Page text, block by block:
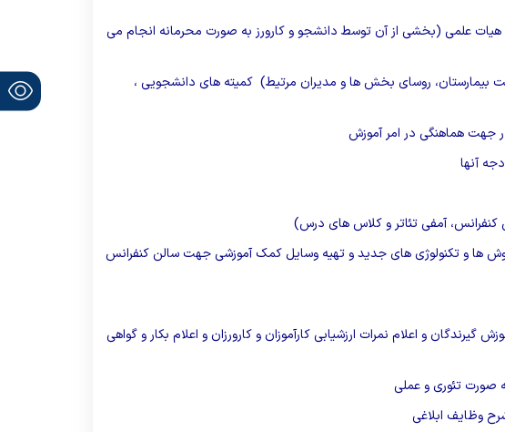
علمی (بخشی از آن توسط دانشجو و کارورز به صورت محرمانه انجام می
بیمارستان، روسای بخش ها و مدیران مرتیط) کمیته های دانشجویی ،
جهت هماهنگی در امر آموزش
آنها
کنفرانس، آمفی تئاتر و کلاس های درس)
ها و تکنولوژی های جدید و تهیه وسایل کمک آموزشی جهت سالن کنفرانس
گیرندگان و اعلام نمرات ارزشیابی کارآموزان و کارورزان و اعلام بکار و گواهی
صورت تئوری و عملی
وظایف ابلاغی